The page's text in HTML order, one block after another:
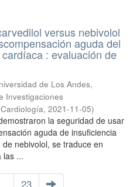
versus nebivolol
aguda del
: evaluación de
de Los Andes,
Investigaciones
, 2021-11-05)
la seguridad de usar
aguda de insuficiencia
nebivolol, se traduce en
las ...
23